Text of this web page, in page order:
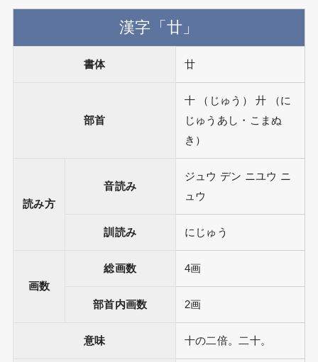
漢字「廿」
書体 廿
部首
十 （じゅう） 廾 （に
じゅうあし・こまぬ
き）
読み方
音読み
ジュウ デン ニユウ ニ
ュウ
訓読み にじゅう
画数
総画数 4画
部首内画数 2画
意味 十の二倍。二十。